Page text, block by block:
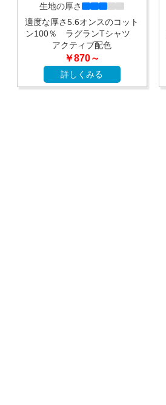
生地の厚さ
適度な厚さ5.6オンスのコット
ン100％ ラグランTシャツ
アクティブ配色
￥870～
詳しくみる